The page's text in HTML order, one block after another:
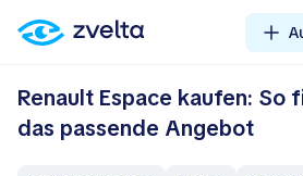
Renault Espace kaufen: So
das passende Angebot